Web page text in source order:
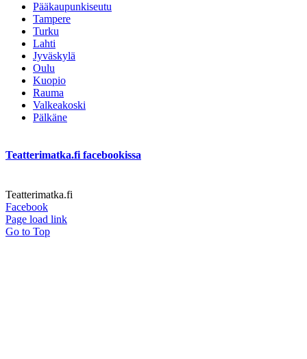
Pääkaupunkiseutu
Tampere
Turku
Lahti
Jyväskylä
Oulu
Kuopio
Rauma
Valkeakoski
Pälkäne
Teatterimatka.fi facebookissa
Teatterimatka.fi
Facebook
Page load link
Go to Top